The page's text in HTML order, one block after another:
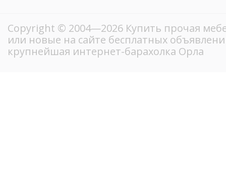
Copyright © 2004—2026 Купить прочая
или новые на сайте бесплатных
крупнейшая интернет-барахолка Орла